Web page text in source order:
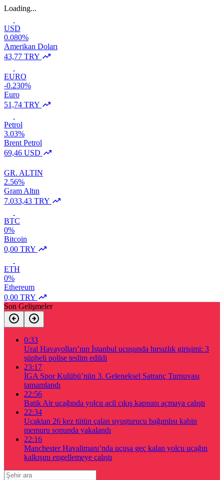
Loading...
USD
0.080%
Amerikan Doları
43,77 TRY
EURO
-0.230%
Euro
51,74 TRY
Petrol
3.03%
Brent Petrol
69,46 USD
GR. ALTIN
2.56%
Gram Altın
7.033,43 TRY
BTC
0%
Bitcoin
0,00 TRY
ETH
0%
Ethereum
0,00 TRY
Son Gelişmeler
0:33
Ural Havayolları’nın İstanbul uçuşunda hırsızlık girişimi: 3
şüpheli polise teslim edildi
23:17
İGA Spor Kulübü’nün 3. Geleneksel Satranç Turnuvası
tamamlandı
22:56
Batik Air uçağında yolcu acil çıkış kapısını açmaya çalıştı
22:34
Uçaktan 26 kez tütün çalan uyuşturucu bağımlısı kabin
memuru sonunda yakalandı
22:16
Manchester Havalimanı’nda uçuşa geç kalan yolcu uçağın
kalkışını engellemeye çalıştı